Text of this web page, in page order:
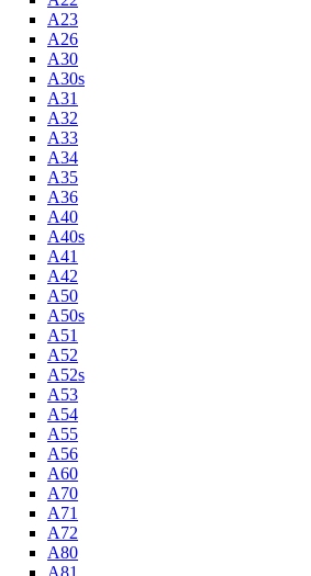
A23
A26
A30
A30s
A31
A32
A33
A34
A35
A36
A40
A40s
A41
A42
A50
A50s
A51
A52
A52s
A53
A54
A55
A56
A60
A70
A71
A72
A80
A81